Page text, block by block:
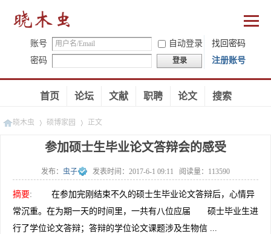
账号 自动登录
找回密码
密码
登录 注册账号
首页 论坛 文献 职聘 论文 搜索
晓木虫 硕博家园
»
正文
参加硕士生毕业论文答辩会的感受
发布： 虫子 发表时间： 2017-6-1 09:11 阅读量： 113590
摘要:
在参加完刚结束不久的硕士生毕业论文答辩后，心情异
常沉重。在为期一天的时间里，一共有八位应届 硕士毕业生进
行了学位论文答辩；答辩的学位论文课题涉及生物信 ...